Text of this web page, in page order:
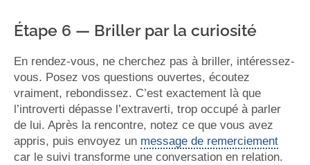
Étape 6 — Briller par la curiosité
En rendez-vous, ne cherchez pas à briller, intéressez-
vous. Posez vos questions ouvertes, écoutez
vraiment, rebondissez. C’est exactement là que
l’introverti dépasse l’extraverti, trop occupé à parler
de lui. Après la rencontre, notez ce que vous avez
appris, puis envoyez un message de remerciement
car le suivi transforme une conversation en relation.